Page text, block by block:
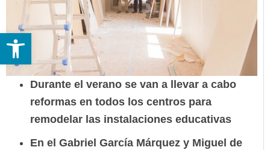
Durante el verano se van a llevar a cabo
reformas en todos los centros para
remodelar las instalaciones educativas
En el Gabriel García Márquez y Miguel de
Abrir barra de herramientas